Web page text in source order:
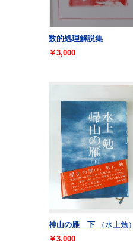
数的処理解説集
￥3,000
神山の雁 下
（水上勉）
￥3,000